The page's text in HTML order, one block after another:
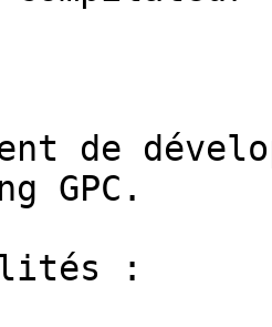
de
GPC.
: